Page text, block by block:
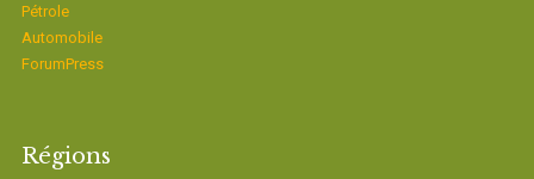
Pétrole
Automobile
ForumPress
Régions